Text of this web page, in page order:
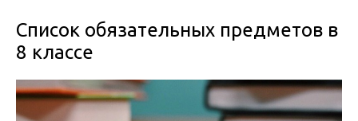
Список обязательных предметов в
8 классе